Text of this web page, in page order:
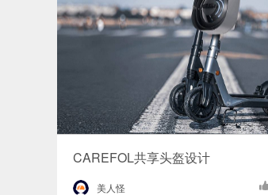
CAREFOL共享头盔设计
美人怪